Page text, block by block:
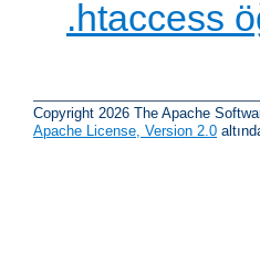
.htaccess
Copyright 2026 The Apache
Apache License, Version 2.0